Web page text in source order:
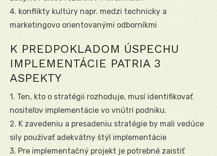
4. konflikty kultúry napr. medzi technicky a
marketingovo orientovanými odborníkmi
K PREDPOKLADOM ÚSPECHU
IMPLEMENTÁCIE PATRIA 3
ASPEKTY
1. Ten, kto o stratégii rozhoduje, musí identifikovať
nositeľov implementácie vo vnútri podniku.
2. K zavedeniu a presadeniu stratégie by mali vedúce
sily používať adekvátny štýl implementácie
3. Pre implementačný projekt je potrebné zaistiť